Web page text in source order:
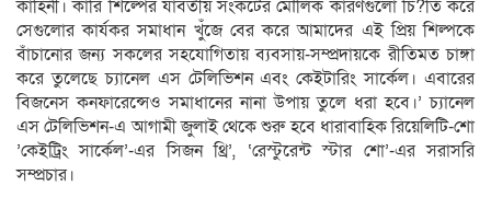
কাহিনী। কারি শিল্পের যাবতীয় সংকটের মৌলিক কারণগুলো চি?িত করে
সেগুলোর কার্যকর সমাধান খুঁজে বের করে আমাদের এই প্রিয় শিল্পকে
বাঁচানোর জন্য সকলের সহযোগিতায় ব্যবসায়-সম্প্রদায়কে রীতিমত চাঙ্গা
করে তুলেছে চ্যানেল এস টেলিভিশন এবং কেইটারিং সার্কেল। এবারের
বিজনেস কনফারেন্সেও সমাধানের নানা উপায় তুলে ধরা হবে।’ চ্যানেল
এস টেলিভিশন-এ আগামী জুলাই থেকে শুরু হবে ধারাবাহিক রিয়েলিটি-শো
’কেইট্রিং সার্কেল’-এর সিজন থ্রি’, ‘রেস্টুরেন্ট স্টার শো’-এর সরাসরি
সম্প্রচার।